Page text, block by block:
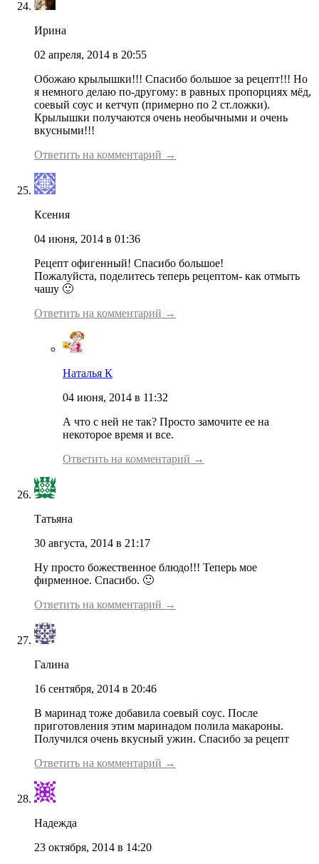
Ирина
02 апреля, 2014 в 20:55
Обожаю крылышки!!! Спасибо большое за рецепт!!! Но
я немного делаю по-другому: в равных пропорциях мёд,
соевый соус и кетчуп (примерно по 2 ст.ложки).
Крылышки получаются очень необычными и очень
вкусными!!!
Ответить на комментарий →
Ксения
04 июня, 2014 в 01:36
Рецепт офигенный! Спасибо большое!
Пожалуйста, поделитесь теперь рецептом- как отмыть
чашу 🙂
Ответить на комментарий →
Наталья К
04 июня, 2014 в 11:32
А что с ней не так? Просто замочите ее на
некоторое время и все.
Ответить на комментарий →
Татьяна
30 августа, 2014 в 21:17
Ну просто божественное блюдо!!! Теперь мое
фирменное. Спасибо. 🙂
Ответить на комментарий →
Галина
16 сентября, 2014 в 20:46
В маринад тоже добавила соевый соус. После
приготовления этим маринадом полила макароны.
Получился очень вкусный ужин. Спасибо за рецепт
Ответить на комментарий →
Надежда
23 октября, 2014 в 14:20